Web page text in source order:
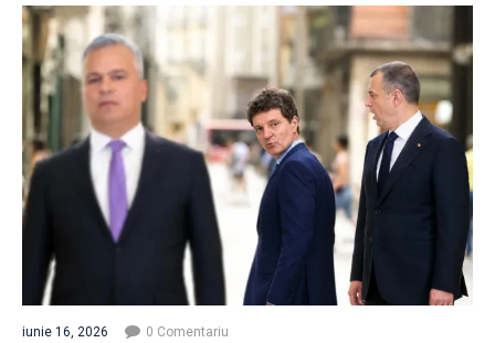
iunie 16, 2026 0 Comentariu